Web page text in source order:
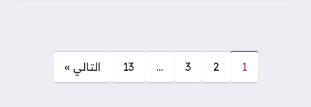
صفحات:
1
2
3
…
13 التالي »